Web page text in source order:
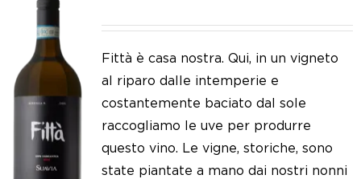
Fittà è casa nostra. Qui, in un vigneto
al riparo dalle intemperie e
costantemente baciato dal sole
raccogliamo le uve per produrre
questo vino. Le vigne, storiche, sono
state piantate a mano dai nostri nonni